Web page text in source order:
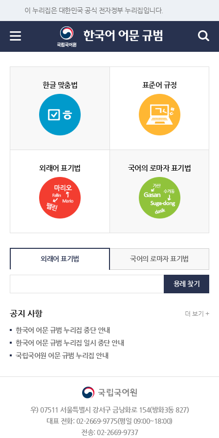
이 누리집은 대한민국 공식 전자정부 누리집입니다.
한글 맞춤법 표준어 규정
외래어 표기법 국어의 로마자 표기법
외래어 표기법 국어의 로마자 표기법
용례 찾기
공지 사항 더 보기 +
한국어 어문 규범 누리집 중단 안내
한국어 어문 규범 누리집 일시 중단 안내
국립국어원 어문 규범 누리집 안내
우) 07511 서울특별시 강서구 금낭화로 154(방화3동 827)
대표 전화: 02-2669-9775(평일 09:00~18:00)
전송: 02-2669-9737